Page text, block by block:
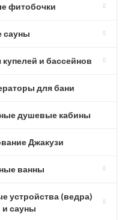
фитобочки
сауны
купелей и бассейнов
для бани
душевые кабины
Джакузи
ванны
устройства (ведра)
и сауны